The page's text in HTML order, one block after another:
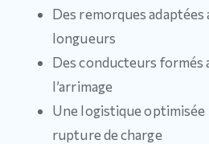
Des remorques adaptées
longueurs
Des conducteurs formés
l’arrimage
Une logistique
rupture de charge